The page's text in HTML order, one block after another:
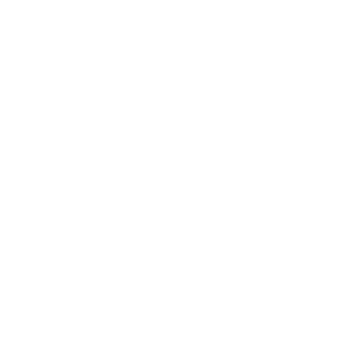
dass dieses Angebot
vom Verbundtarif